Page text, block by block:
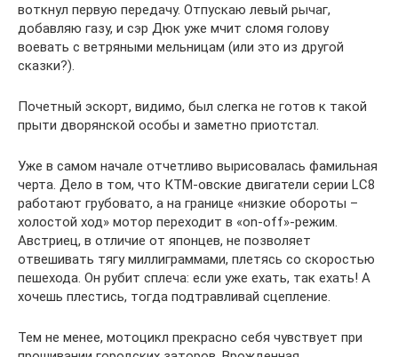
воткнул первую передачу. Отпускаю левый рычаг,
добавляю газу, и сэр Дюк уже мчит сломя голову
воевать с ветряными мельницам (или это из другой
сказки?).
Почетный эскорт, видимо, был слегка не готов к такой
прыти дворянской особы и заметно приотстал.
Уже в самом начале отчетливо вырисовалась фамильная
черта. Дело в том, что КТМ-овские двигатели серии LC8
работают грубовато, а на границе «низкие обороты –
холостой ход» мотор переходит в «on-off»-режим.
Австриец, в отличие от японцев, не позволяет
отвешивать тягу миллиграммами, плетясь со скоростью
пешехода. Он рубит сплеча: если уже ехать, так ехать! А
хочешь плестись, тогда подтравливай сцепление.
Тем не менее, мотоцикл прекрасно себя чувствует при